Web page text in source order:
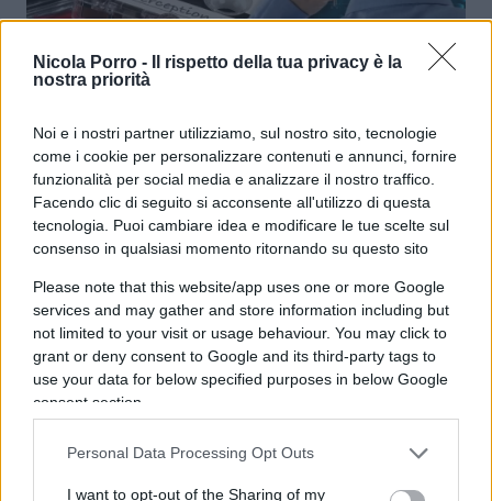
Nicola Porro -
Il rispetto della tua privacy è la
nostra priorità
Noi e i nostri partner utilizziamo, sul nostro sito, tecnologie
come i cookie per personalizzare contenuti e annunci, fornire
funzionalità per social media e analizzare il nostro traffico.
Facendo clic di seguito si acconsente all'utilizzo di questa
tecnologia. Puoi cambiare idea e modificare le tue scelte sul
consenso in qualsiasi momento ritornando su questo sito
Please note that this website/app uses one or more Google
services and may gather and store information including but
not limited to your visit or usage behaviour. You may click to
grant or deny consent to Google and its third-party tags to
use your data for below specified purposes in below Google
consent section.
Personal Data Processing Opt Outs
I want to opt-out of the Sharing of my
Basta intercettazioni infinite, è una
diNicola Porro
10 Ottobre 2024, 20:14